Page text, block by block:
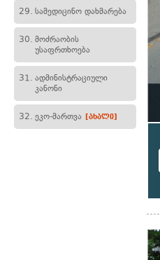
29. სამედიცინო დახმარება
30. მოძრაობის
უსაფრთხოება
31. ადმინისტრაციული
კანონი
32. ეკო-მართვა [ახალი]